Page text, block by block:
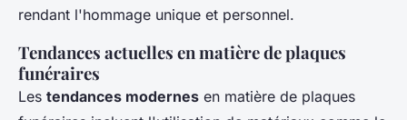
rendant l'hommage unique et personnel.
Tendances actuelles en matière de plaques
funéraires
Les tendances modernes en matière de plaques